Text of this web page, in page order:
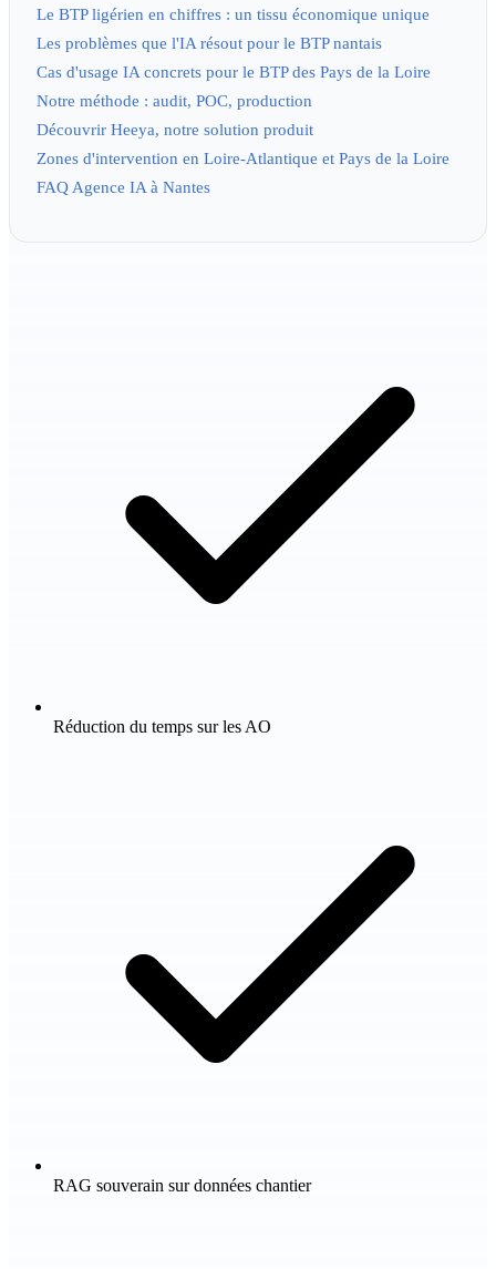
Le BTP ligérien en chiffres : un tissu économique unique
Les problèmes que l'IA résout pour le BTP nantais
Cas d'usage IA concrets pour le BTP des Pays de la Loire
Notre méthode : audit, POC, production
Découvrir Heeya, notre solution produit
Zones d'intervention en Loire-Atlantique et Pays de la Loire
FAQ Agence IA à Nantes
Réduction du temps sur les AO
RAG souverain sur données chantier